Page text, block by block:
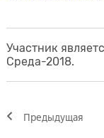
Участник
Среда-2018.
Предыдущая